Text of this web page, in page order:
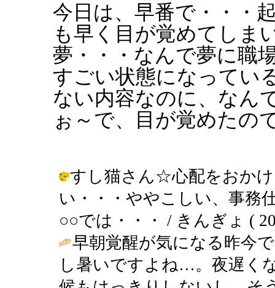
今日は、早番で・・・
も早く目が覚めてしま
夢・・・なんで夢に職
すごい状態になってい
ない内容なのに、なん
ぉ～で、目が覚めたの
すし猫さん☆心配をおか
い・・・ややこしい、事務
○○では・・・ / きんぎょ (
早朝覚醒が気になる昨今
し暑いですよね…。夜遅く